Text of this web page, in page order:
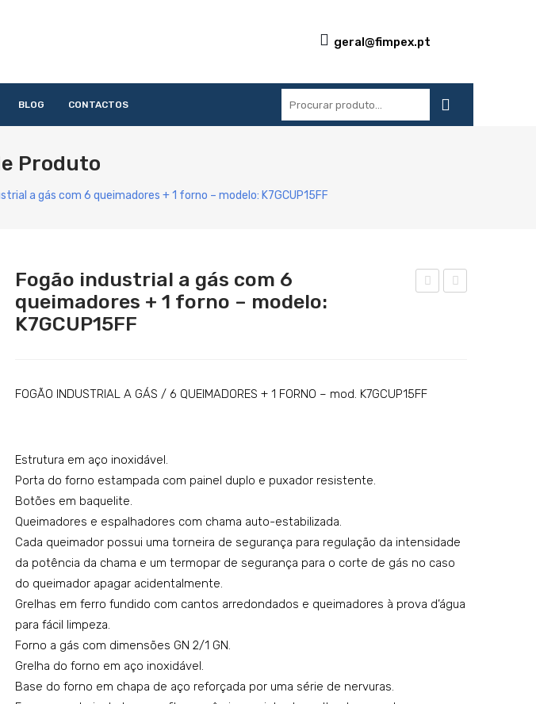
geral@fimpex.pt
BLOG CONTACTOS
Produto
a gás com 6 queimadores + 1 forno – modelo: K7GCUP15FF
ial a
es
+ 1
es
+ 1
no
Fogão industrial a gás com 6
queimadores + 1 forno – modelo:
K7GCUP15FF
FOGÃO INDUSTRIAL A GÁS / 6 QUEIMADORES + 1 FORNO – mod. K7GCUP15FF
Estrutura em aço inoxidável.
Porta do forno estampada com painel duplo e puxador resistente.
Botões em baquelite.
Queimadores e espalhadores com chama auto-estabilizada.
Cada queimador possui uma torneira de segurança para regulação da intensidade
da potência da chama e um termopar de segurança para o corte de gás no caso
do queimador apagar acidentalmente.
Grelhas em ferro fundido com cantos arredondados e queimadores à prova d’água
para fácil limpeza.
Forno a gás com dimensões GN 2/1 GN.
Grelha do forno em aço inoxidável.
Base do forno em chapa de aço reforçada por uma série de nervuras.